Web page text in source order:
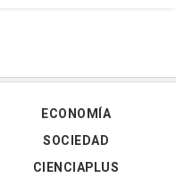
ECONOMÍA
SOCIEDAD
CIENCIAPLUS